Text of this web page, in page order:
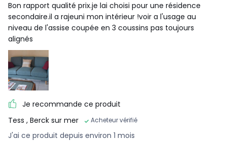
Bon rapport qualité prix.je lai choisi pour une résidence
secondaire.il a rajeuni mon intérieur !voir a l'usage au
niveau de l'assise coupée en 3 coussins pas toujours
alignés
Je recommande ce produit
Tess , Berck sur mer Acheteur vérifié
J'ai ce produit depuis environ 1 mois